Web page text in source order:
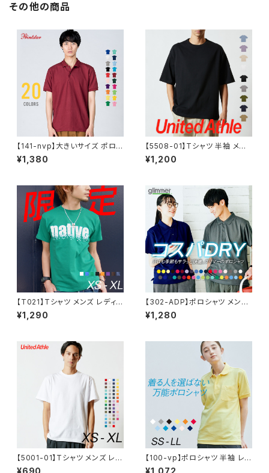
動会 ジム ウォーキング SALE
その他の商品
【141-nvp】大きいサイズ ポロシ
ャツ メンズ レディース 半袖 5.8
オンス T/Cポロシャツ(ポケット
¥1,380
【5508-01】Tシャツ 半袖 メン
ズ 無地 ビッグシルエットＴシャ
ツ 5.6オンス S M L XL 大きい
¥1,200
【T021】Tシャツ メンズ レディ
ース 半袖 限定 native
¥1,290
【302-ADP】ポロシャツ メンズ
レディース 半袖 4.4オンス ドラ
イポロシャツ
¥1,280
【5001-01】Tシャツ メンズ レデ
ィース 無地 半袖 シンプル おし
¥690
【100-vp】ポロシャツ 半袖 レデ
ィース 無地 メンズ UVカット 形
¥1,072